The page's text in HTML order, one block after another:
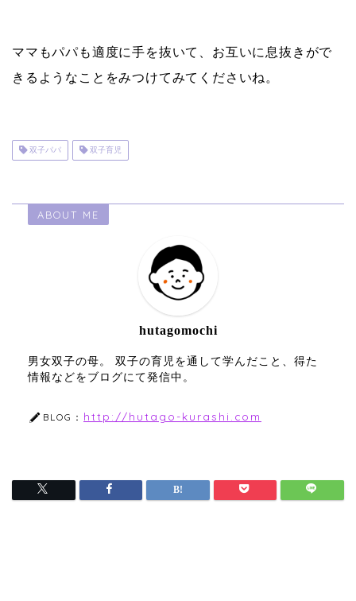
ママもパパも適度に手を抜いて、お互いに息抜きがで
きるようなことをみつけてみてくださいね。
双子パパ 双子育児
ABOUT ME
hutagomochi
男女双子の母。 双子の育児を通して学んだこと、得た
情報などをブログにて発信中。
BLOG： http://hutago-kurashi.com